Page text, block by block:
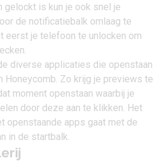
gelockt is kun je ook snel je
de notificatiebalk omlaag te
eerst je telefoon te unlocken om
diverse applicaties die openstaan
Honeycomb. Zo krijg je previews te
moment openstaan waarbij je
door deze aan te klikken. Het
openstaande apps gaat met de
in de startbalk.